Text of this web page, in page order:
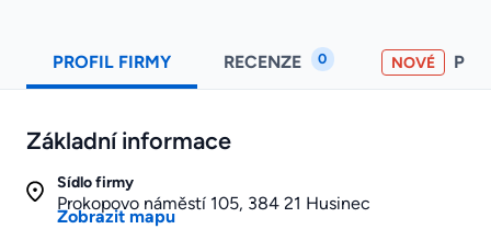
PROFIL FIRMY RECENZE 0 NOVÉ
Základní informace
Sídlo firmy
Prokopovo náměstí 105, 384 21 Husinec
Zobrazit mapu